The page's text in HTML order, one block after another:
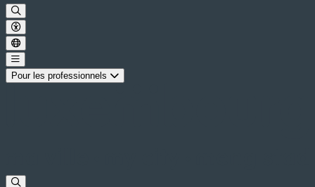
Pour les professionnels